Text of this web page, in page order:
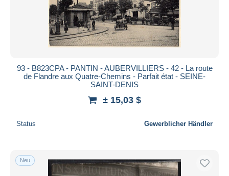
Verkauft
Alle Laufzeiten
Endet in
Von $
Zahlungsmethoden
93 - B823CPA - PANTIN - AUBERVILLIERS - 42 - La route
de Flandre aux Quatre-Chemins - Parfait état - SEINE-
SAINT-DENIS
± 15,03 $
Status Gewerblicher Händler
Neu